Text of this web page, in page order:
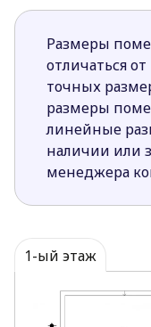
прекрасно
столовой,
открытой кухней
вместительная
примыкает
коридор
тремя спальнями
ванная). Гараж
помещением,
стороны дома.
Проект Z281
безупречная
тех, кого
Размеры
отличаться
точных
размеры
линейные
наличии или
менеджера
1-ый этаж